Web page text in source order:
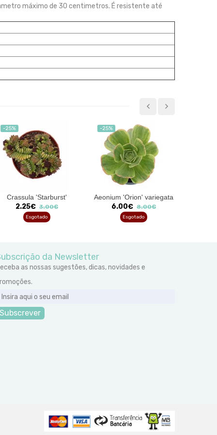
máximo de 30 centimetros. É resistente até
-25%
Crassula 'Starburst'
2.25€ 3.00€
Esgotado
-25%
Aeonium 'Orion' variegata
6.00€ 8.00€
Esgotado
da Newsletter
as nossas sugestões, dicas, novidades e
Subscrever